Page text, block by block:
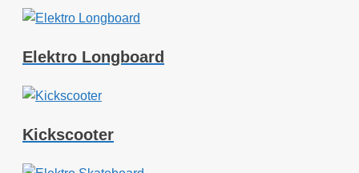
Elektro Longboard
Kickscooter